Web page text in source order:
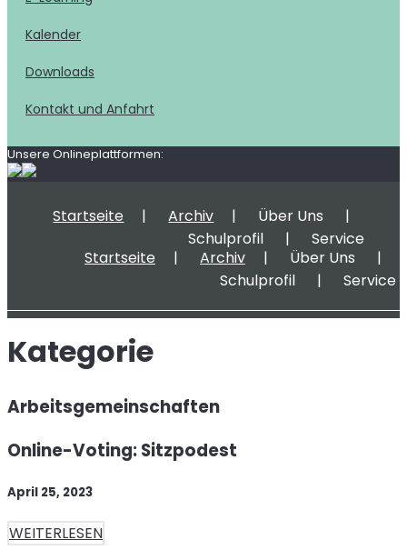
Kalender
Downloads
Kontakt und Anfahrt
Unsere Onlineplattformen:
Startseite Archiv
Über Uns
Schulprofil
Service
Startseite
Archiv
Über Uns
Schulprofil
Service
Kategorie
Arbeitsgemeinschaften
Online-Voting: Sitzpodest
April 25, 2023
WEITERLESEN